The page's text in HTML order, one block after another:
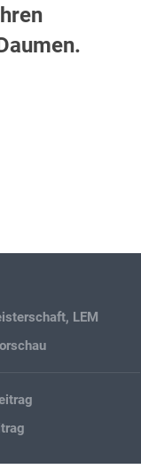
, LEM